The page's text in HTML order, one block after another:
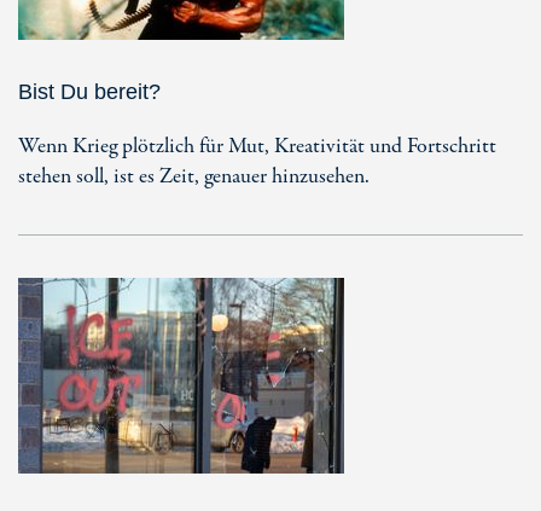
Bist Du bereit?
Wenn Krieg plötzlich für Mut, Kreativität und Fortschritt
stehen soll, ist es Zeit, genauer hinzusehen.